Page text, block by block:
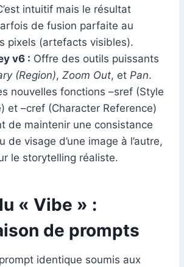
intuitif mais le résultat
de fusion parfaite au
pixels (artefacts visibles).
v6 : Offre des outils puissants
(Region), Zoom Out, et Pan.
nouvelles fonctions –sref (Style
et –cref (Character Reference)
de maintenir une consistance
de visage d’une image à l’autre,
le storytelling réaliste.
« Vibe » :
de prompts
identique soumis aux